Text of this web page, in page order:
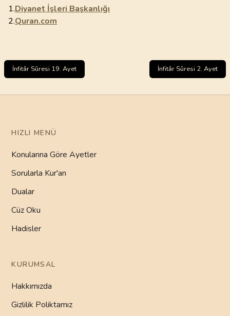
1.Diyanet İşleri Başkanlığı
2.Quran.com
İnfitâr Sûresi 19. Ayet İnfitâr Sûresi 2. Ayet
HIZLI MENÜ
Konularına Göre Ayetler
Sorularla Kur'an
Dualar
Cüz Oku
Hadisler
KURUMSAL
Hakkımızda
Gizlilik Poliktamız